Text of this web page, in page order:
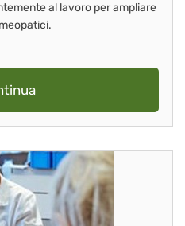
al lavoro per ampliare